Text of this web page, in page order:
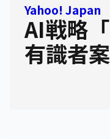
Yahoo! Japan
AI戦略
有識者案